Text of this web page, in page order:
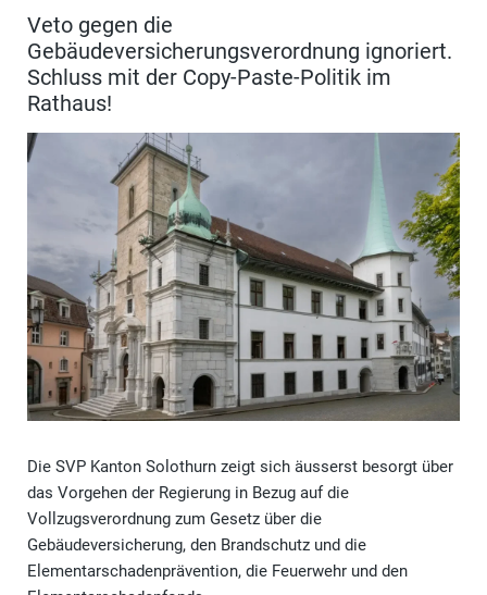
Veto gegen die
Gebäudeversicherungsverordnung ignoriert.
Schluss mit der Copy-Paste-Politik im
Rathaus!
Die SVP Kanton Solothurn zeigt sich äusserst besorgt über
das Vorgehen der Regierung in Bezug auf die
Vollzugsverordnung zum Gesetz über die
Gebäudeversicherung, den Brandschutz und die
Elementarschadenprävention, die Feuerwehr und den